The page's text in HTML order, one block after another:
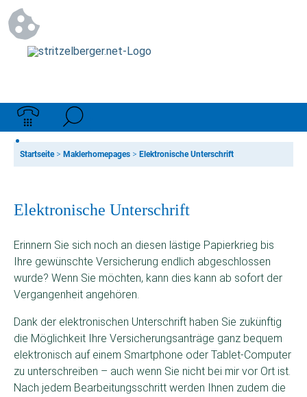
Startseite> Maklerhomepages > Elektronische Unterschrift
Elektronische Unterschrift
Erinnern Sie sich noch an diesen lästige Papierkrieg bis
Ihre gewünschte Versicherung endlich abgeschlossen
wurde? Wenn Sie möchten, kann dies kann ab sofort der
Vergangenheit angehören.
Dank der elektronischen Unterschrift haben Sie zukünftig
die Möglichkeit Ihre Versicherungsanträge ganz bequem
elektronisch auf einem Smartphone oder Tablet-Computer
zu unterschreiben – auch wenn Sie nicht bei mir vor Ort ist.
Nach jedem Bearbeitungsschritt werden Ihnen zudem die